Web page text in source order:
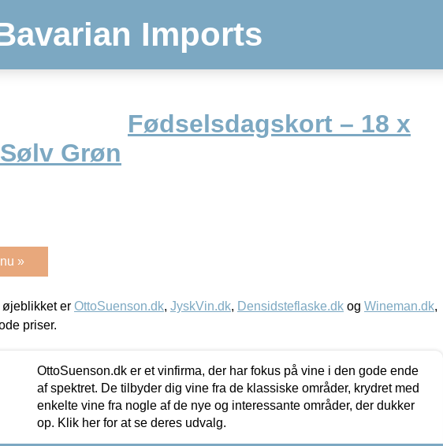
Imports
Fødselsdagskort – 18 x
Grøn
»
er OttoSuenson.dk, JyskVin.dk, Densidsteflaske.dk og Wineman.dk,
priser.
OttoSuenson.dk er et vinfirma, der har fokus på vine i den gode ende
af spektret. De tilbyder dig vine fra de klassiske områder, krydret med
enkelte vine fra nogle af de nye og interessante områder, der dukker
op. Klik her for at se deres udvalg.